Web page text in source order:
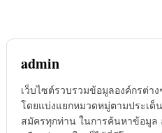
admin
เว็บไซต์รวบรวมข้อมูลองค์กรต่า
โดยแบ่งแยกหมวดหมู่ตามประเด็
สมัครทุกท่าน ในการค้นหาข้อมูล